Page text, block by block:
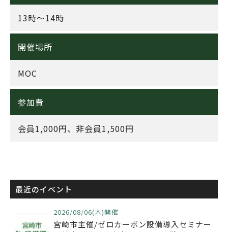
13時〜14時
開催場所
MOC
参加費
会員1,000円、非会員1,500円
最近のイベント
2026/08/06(木)開催
宮崎市主催/ゼロカーボン設備導入セミナー